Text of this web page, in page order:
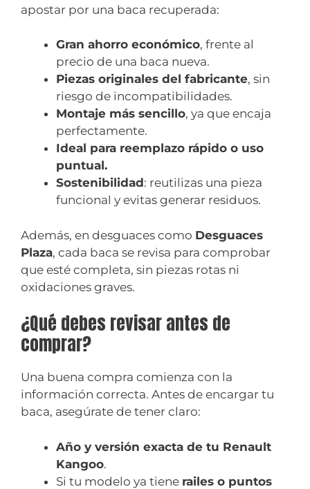
apostar por una baca recuperada:
Gran ahorro económico, frente al
precio de una baca nueva.
Piezas originales del fabricante, sin
riesgo de incompatibilidades.
Montaje más sencillo, ya que encaja
perfectamente.
Ideal para reemplazo rápido o uso
puntual.
Sostenibilidad: reutilizas una pieza
funcional y evitas generar residuos.
Además, en desguaces como Desguaces
Plaza, cada baca se revisa para comprobar
que esté completa, sin piezas rotas ni
oxidaciones graves.
¿Qué debes revisar antes de
comprar?
Una buena compra comienza con la
información correcta. Antes de encargar tu
baca, asegúrate de tener claro:
Año y versión exacta de tu Renault
Kangoo.
Si tu modelo ya tiene railes o puntos